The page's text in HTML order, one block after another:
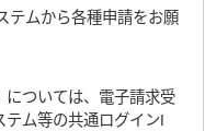
テムから各種申請をお願
については、電子請求受
ム等の共通ログインI